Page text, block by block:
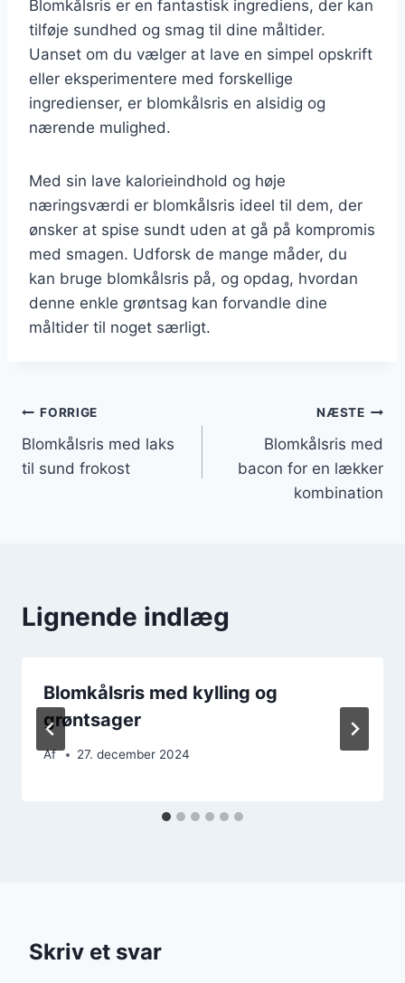
Blomkålsris er en fantastisk ingrediens, der kan
tilføje sundhed og smag til dine måltider.
Uanset om du vælger at lave en simpel opskrift
eller eksperimentere med forskellige
ingredienser, er blomkålsris en alsidig og
nærende mulighed.
Med sin lave kalorieindhold og høje
næringsværdi er blomkålsris ideel til dem, der
ønsker at spise sundt uden at gå på kompromis
med smagen. Udforsk de mange måder, du
kan bruge blomkålsris på, og opdag, hvordan
denne enkle grøntsag kan forvandle dine
måltider til noget særligt.
Indlægsnavigation
FORRIGE
Blomkålsris med laks
til sund frokost
NÆSTE
Blomkålsris med
bacon for en lækker
kombination
Lignende indlæg
Blomkålsris med kylling og
grøntsager
Af 27. december 2024
Skriv et svar